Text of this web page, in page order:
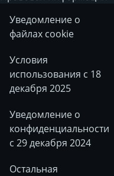
Уведомление о
файлах cookie
Условия
использования с 18
декабря 2025
Уведомление о
конфиденциальности
с 29 декабря 2024
Остальная